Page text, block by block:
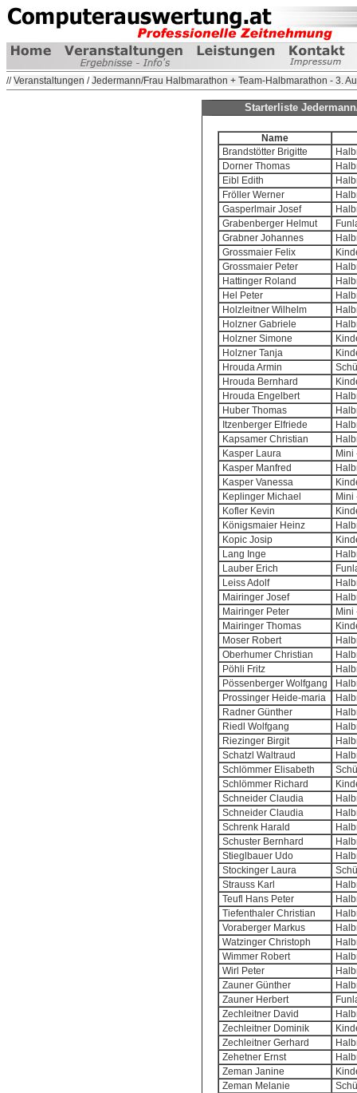
//Veranstaltungen /Jedermann/Frau Halbmarathon + Team-Halbmarathon - 3.
Starterliste
Name
Brandstötter Brigitte
Dorner Thomas
Eibl Edith
Fröller Werner
Gasperlmair Josef
Grabenberger Helmut
Grabner Johannes
Grossmaier Felix
Grossmaier Peter
Hattinger Roland
Hel Peter
Holzleitner Wilhelm
Holzner Gabriele
Holzner Simone
Holzner Tanja
Hrouda Armin
Hrouda Bernhard
Hrouda Engelbert
Huber Thomas
Itzenberger Elfriede
Kapsamer Christian
Kasper Laura
Mini
Kasper Manfred
Kasper Vanessa
Keplinger Michael
Mini
Kofler Kevin
Königsmaier Heinz
Kopic Josip
Lang Inge
Lauber Erich
Leiss Adolf
Mairinger Josef
Mairinger Peter
Mini
Mairinger Thomas
Moser Robert
Oberhumer Christian
Pöhli Fritz
Pössenberger Wolfgang
Prossinger Heide-maria
Radner Günther
Riedl Wolfgang
Riezinger Birgit
Schatzl Waltraud
Schlömmer Elisabeth
Schlömmer Richard
Schneider Claudia
Schneider Claudia
Schrenk Harald
Schuster Bernhard
Stieglbauer Udo
Stockinger Laura
Strauss Karl
Teufl Hans Peter
Tiefenthaler Christian
Voraberger Markus
Watzinger Christoph
Wimmer Robert
Wirl Peter
Zauner Günther
Zauner Herbert
Zechleitner David
Zechleitner Dominik
Zechleitner Gerhard
Zehetner Ernst
Zeman Janine
Zeman Melanie